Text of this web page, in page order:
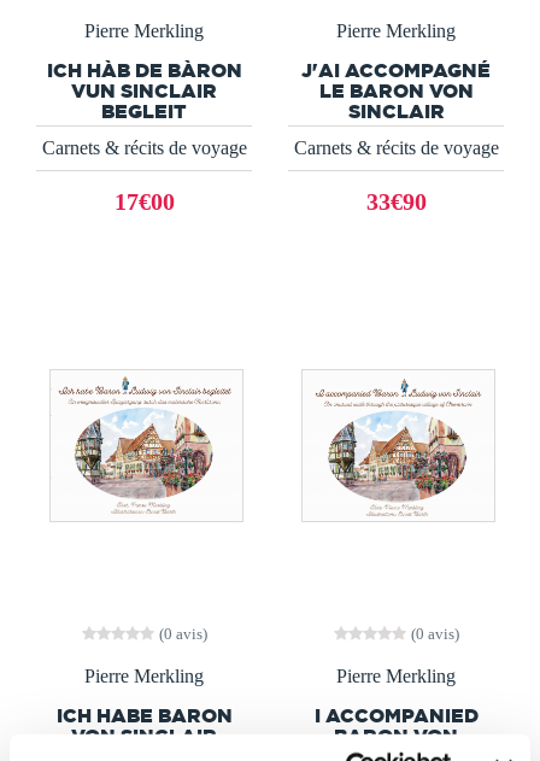
Pierre Merkling
ICH HÀB DE BÀRON
VUN SINCLAIR
BEGLEIT
Carnets & récits de voyage
17€00
Pierre Merkling
J'AI ACCOMPAGNÉ
LE BARON VON
SINCLAIR
Carnets & récits de voyage
33€90
(0 avis)
Pierre Merkling
ICH HABE BARON
VON SINCLAIR
(0 avis)
Pierre Merkling
I ACCOMPANIED
BARON VON
SINCLAIR